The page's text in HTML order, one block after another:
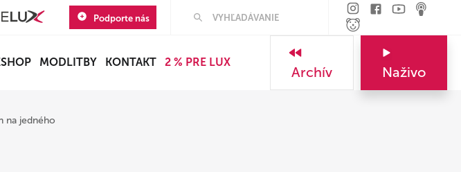
Podporte nás
MODLITBY KONTAKT 2 % PRE LUX
Archív Naživo
na jedného